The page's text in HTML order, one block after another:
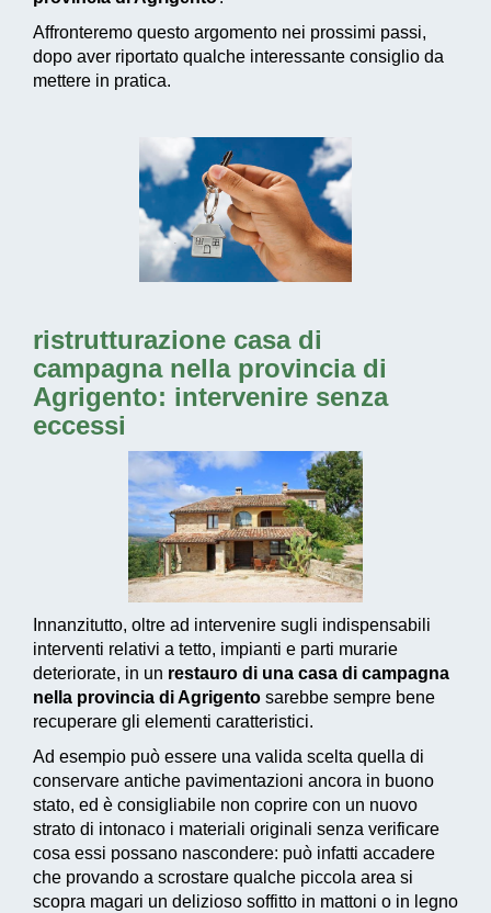
Affronteremo questo argomento nei prossimi passi,
dopo aver riportato qualche interessante consiglio da
mettere in pratica.
ristrutturazione casa di
campagna nella provincia di
Agrigento: intervenire senza
eccessi
Innanzitutto, oltre ad intervenire sugli indispensabili
interventi relativi a tetto, impianti e parti murarie
deteriorate, in un restauro di una casa di campagna
nella provincia di Agrigento sarebbe sempre bene
recuperare gli elementi caratteristici.
Ad esempio può essere una valida scelta quella di
conservare antiche pavimentazioni ancora in buono
stato, ed è consigliabile non coprire con un nuovo
strato di intonaco i materiali originali senza verificare
cosa essi possano nascondere: può infatti accadere
che provando a scrostare qualche piccola area si
scopra magari un delizioso soffitto in mattoni o in legno